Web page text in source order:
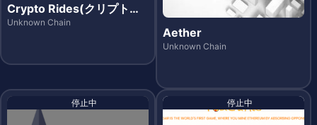
Crypto Rides(クリプトラ
イズ)
Unknown Chain
Aether
Unknown Chain
停止中 停止中